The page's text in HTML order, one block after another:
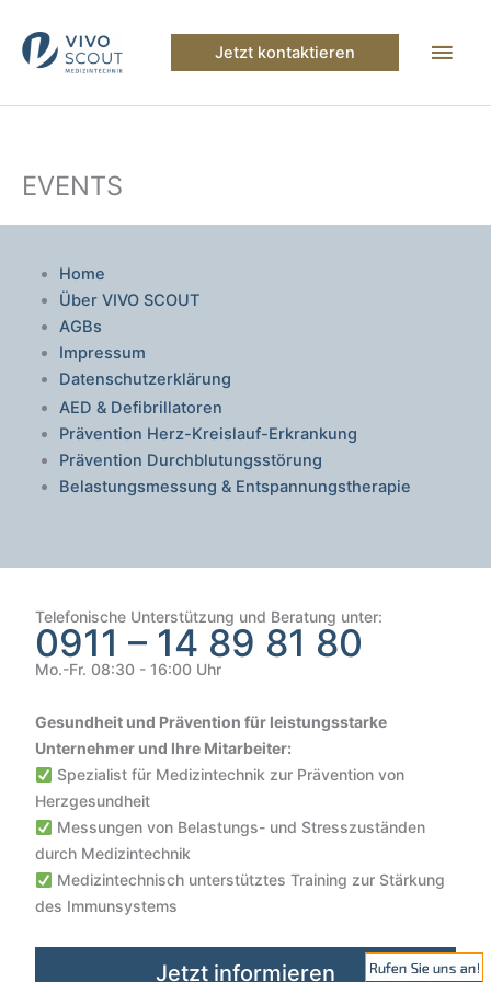
Inhalt
springen
Jetzt kontaktieren
EVENTS
Home
Über VIVO SCOUT
AGBs
Impressum
Datenschutzerklärung
AED & Defibrillatoren
Prävention Herz-Kreislauf-Erkrankung
Prävention Durchblutungsstörung
Belastungsmessung & Entspannungstherapie
Telefonische Unterstützung und Beratung unter:
0911 – 14 89 81 80
Mo.-Fr. 08:30 - 16:00 Uhr
Gesundheit und Prävention für leistungsstarke
Unternehmer und Ihre Mitarbeiter:
Spezialist für Medizintechnik zur Prävention von
Herzgesundheit
Messungen von Belastungs- und Stresszuständen
durch Medizintechnik
Medizintechnisch unterstütztes Training zur Stärkung
des Immunsystems
Jetzt informieren 100%
SEHR GUT